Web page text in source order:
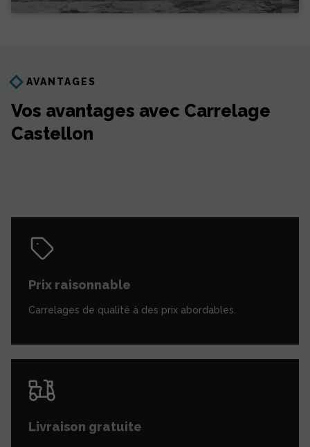
AVANTAGES
Vos avantages avec Carrelage
Castellon
Prix raisonnable
Carrelages de qualité à des prix abordables.
Livraison gratuite